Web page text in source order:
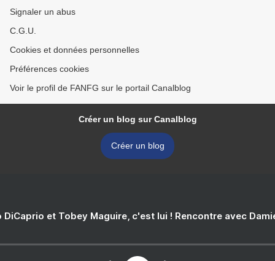
Signaler un abus
C.G.U.
Cookies et données personnelles
Préférences cookies
Voir le profil de FANFG sur le portail Canalblog
Créer un blog sur Canalblog
Créer un blog
DiCaprio et Tobey Maguire, c'est lui ! Rencontre avec